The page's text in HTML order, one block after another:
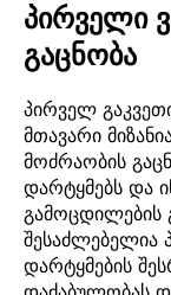
პირველი
გაცნობა
პირველ
მთავარი
მოძრაობის
დარტყმებს და
გამოცდილების
შესაძლებელია
დარტყმების